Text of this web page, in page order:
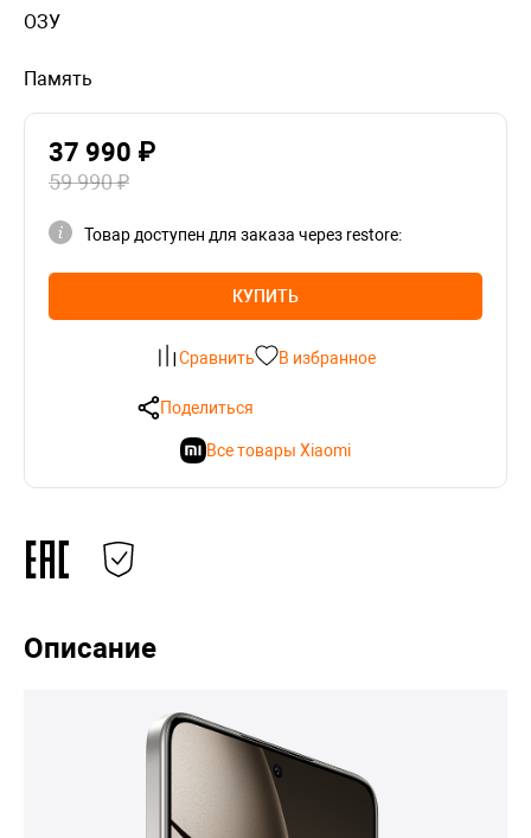
ОЗУ
Память
37 990 ₽
59 990 ₽
Товар доступен для заказа через restore:
КУПИТЬ
Сравнить В избранное
Поделиться
Все товары Xiaomi
Описание